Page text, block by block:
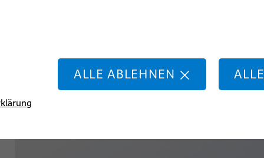
ALLE ABLEHNEN